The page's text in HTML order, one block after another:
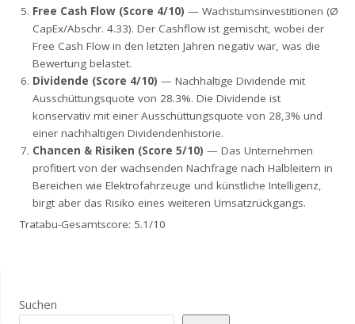
Free Cash Flow (Score 4/10) — Wachstumsinvestitionen (Ø
CapEx/Abschr. 4.33). Der Cashflow ist gemischt, wobei der
Free Cash Flow in den letzten Jahren negativ war, was die
Bewertung belastet.
Dividende (Score 4/10) — Nachhaltige Dividende mit
Ausschüttungsquote von 28.3%. Die Dividende ist
konservativ mit einer Ausschüttungsquote von 28,3% und
einer nachhaltigen Dividendenhistorie.
Chancen & Risiken (Score 5/10) — Das Unternehmen
profitiert von der wachsenden Nachfrage nach Halbleitern in
Bereichen wie Elektrofahrzeuge und künstliche Intelligenz,
birgt aber das Risiko eines weiteren Umsatzrückgangs.
Tratabu-Gesamtscore: 5.1/10
Suchen